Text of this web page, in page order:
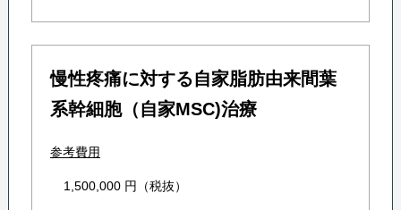
慢性疼痛に対する自家脂肪由来間葉
系幹細胞（自家MSC)治療
参考費用
1,500,000 円（税抜）